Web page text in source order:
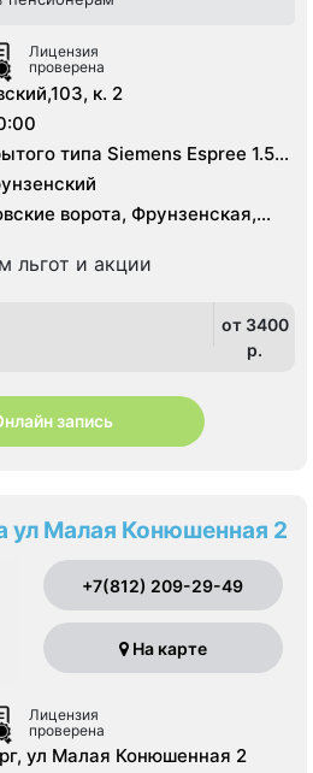
Лицензия
проверена
к. 2
типа Siemens Espree 1.5
16 срезов
ворота, Фрунзенская,
льгот и акции
от 3400
p.
запись
ул Малая Конюшенная 2
+7(812) 209-29-49
На карте
Лицензия
проверена
ул Малая Конюшенная 2